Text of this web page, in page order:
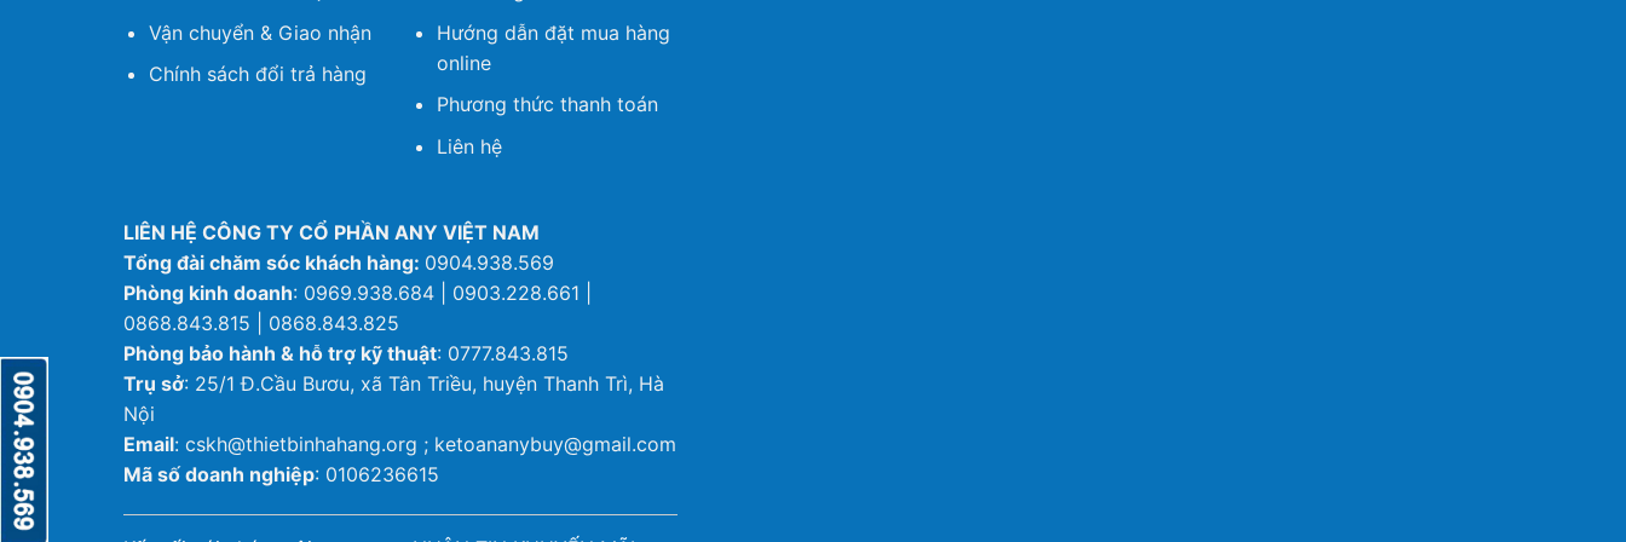
Vận chuyển & Giao nhận
Chính sách đổi trả hàng
Hướng dẫn đặt mua hàng
online
Phương thức thanh toán
Liên hệ
LIÊN HỆ CÔNG TY CỔ PHẦN ANY VIỆT NAM
Tổng đài chăm sóc khách hàng: 0904.938.569
Phòng kinh doanh: 0969.938.684 | 0903.228.661 |
0868.843.815 | 0868.843.825
Phòng bảo hành & hỗ trợ kỹ thuật: 0777.843.815
Trụ sở: 25/1 Đ.Cầu Bươu, xã Tân Triều, huyện Thanh Trì, Hà
Nội
Email: cskh@thietbinhahang.org ; ketoananybuy@gmail.com
Mã số doanh nghiệp: 0106236615